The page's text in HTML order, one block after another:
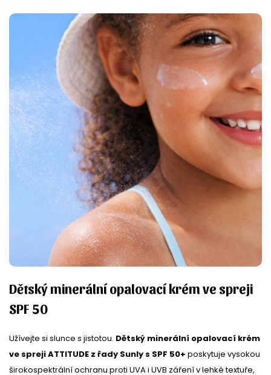
Dětský minerální opalovací krém ve spreji
SPF 50
Užívejte si slunce s jistotou. Dětský minerální opalovací krém
ve spreji ATTITUDE z řady Sunly s SPF 50+ poskytuje vysokou
širokospektrální ochranu proti UVA i UVB záření v lehké textuře,